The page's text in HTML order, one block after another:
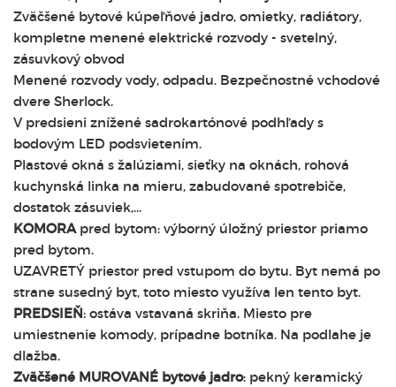
Zväčšené bytové kúpeľňové jadro, omietky, radiátory,
kompletne menené elektrické rozvody - svetelný,
zásuvkový obvod
Menené rozvody vody, odpadu. Bezpečnostné vchodové
dvere Sherlock.
V predsieni znížené sadrokartónové podhľady s
bodovým LED podsvietením.
Plastové okná s žalúziami, sieťky na oknách, rohová
kuchynská linka na mieru, zabudované spotrebiče,
dostatok zásuviek,...
KOMORApred bytom: výborný úložný priestor priamo
pred bytom.
UZAVRETÝ priestor pred vstupom do bytu. Byt nemá po
strane susedný byt, toto miesto využíva len tento byt.
PREDSIEŇ: ostáva vstavaná skriňa. Miesto pre
umiestnenie komody, prípadne botníka. Na podlahe je
dlažba.
Zväčšené MUROVANÉ bytové jadro: pekný keramický